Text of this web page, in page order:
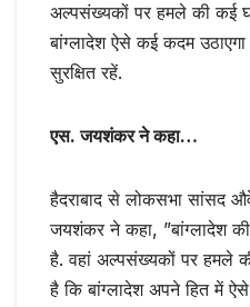
अल्पसंख्यकों पर हमले की कई
बांग्लादेश ऐसे कई कदम
सुरक्षित रहें.
एस. जयशंकर ने कहा…
हैदराबाद से लोकसभा सांसद
जयशंकर ने कहा, ”बांग्लादेश की
है. वहां अल्पसंख्यकों पर हमले
है कि बांग्लादेश अपने हित में